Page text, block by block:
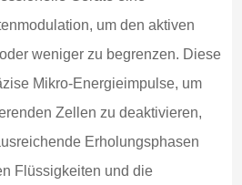
um den aktiven
weniger zu begrenzen. Diese
Mikro-Energieimpulse, um
Zellen zu deaktivieren,
Erholungsphasen
Flüssigkeiten und die